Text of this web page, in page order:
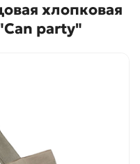
хлопковая
party"